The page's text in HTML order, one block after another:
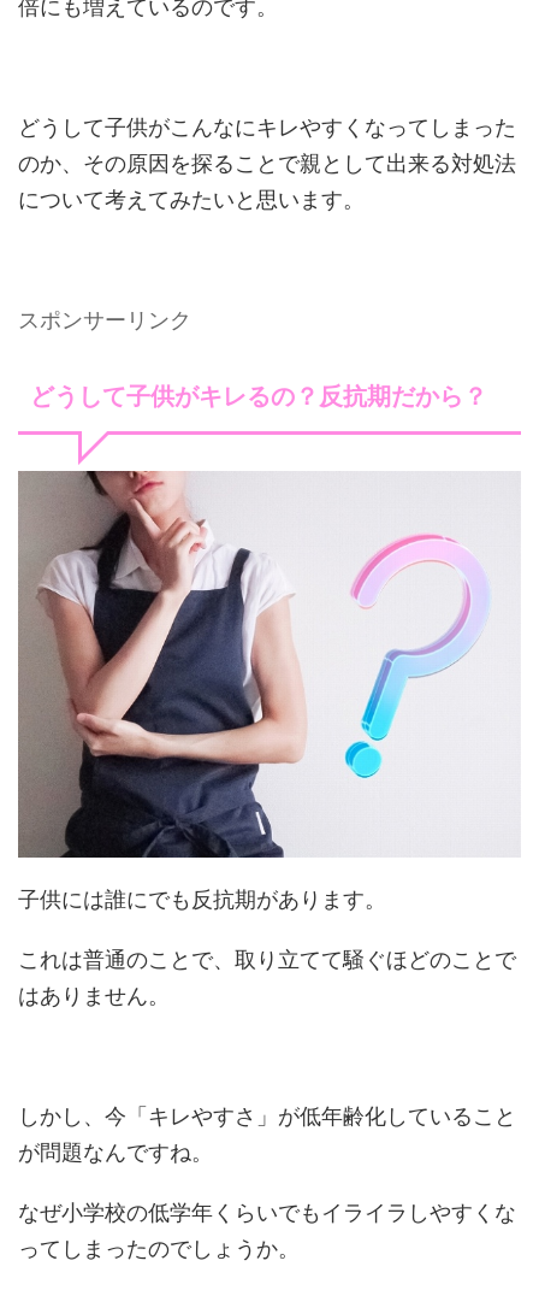
倍にも増えているのです。
どうして子供がこんなにキレやすくなってしまった
のか、その原因を探ることで親として出来る対処法
について考えてみたいと思います。
スポンサーリンク
どうして子供がキレるの？反抗期だから？
子供には誰にでも反抗期があります。
これは普通のことで、取り立てて騒ぐほどのことで
はありません。
しかし、今「キレやすさ」が低年齢化していること
が問題なんですね。
なぜ小学校の低学年くらいでもイライラしやすくな
ってしまったのでしょうか。